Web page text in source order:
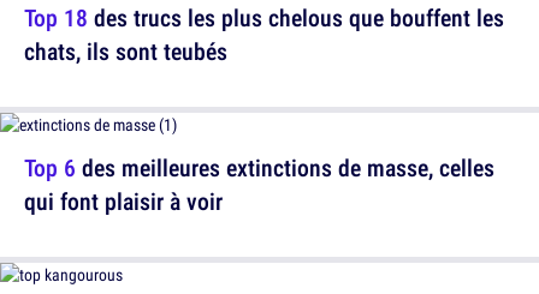
Top 6 des meilleures extinctions de masse, celles
qui font plaisir à voir
Top 18 des trucs les plus chelous que bouffent les
chats, ils sont teubés